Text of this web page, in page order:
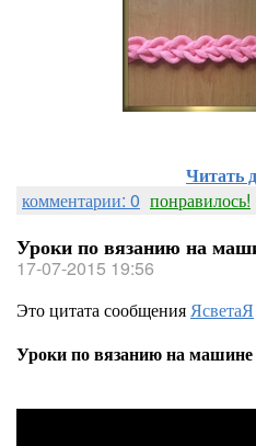
Читать
комментарии: 0 понравилось!
Уроки по вязанию на
17-07-2015 19:56
Это цитата сообщенияЯсветаЯ
Уроки по вязанию на машине